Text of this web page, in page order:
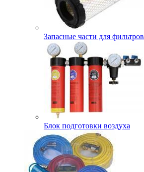
Запасные части для фильтров
Блок подготовки воздуха